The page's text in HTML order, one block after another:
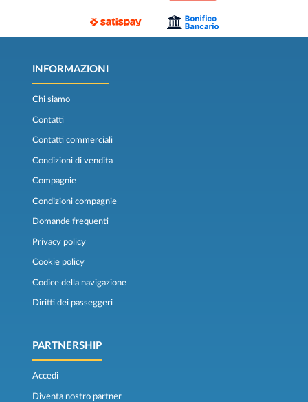
INFORMAZIONI
Chi siamo
Contatti
Contatti commerciali
Condizioni di vendita
Compagnie
Condizioni compagnie
Domande frequenti
Privacy policy
Cookie policy
Codice della navigazione
Diritti dei passeggeri
PARTNERSHIP
Accedi
Diventa nostro partner